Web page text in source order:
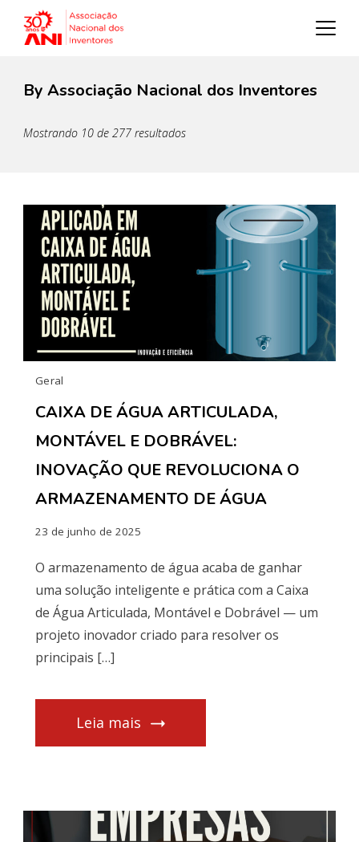
By Associação Nacional dos Inventores
Mostrando 10 de 277 resultados
Geral
CAIXA DE ÁGUA ARTICULADA,
MONTÁVEL E DOBRÁVEL:
INOVAÇÃO QUE REVOLUCIONA O
ARMAZENAMENTO DE ÁGUA
23 de junho de 2025
O armazenamento de água acaba de ganhar
uma solução inteligente e prática com a Caixa
de Água Articulada, Montável e Dobrável — um
projeto inovador criado para resolver os
principais […]
Leia mais